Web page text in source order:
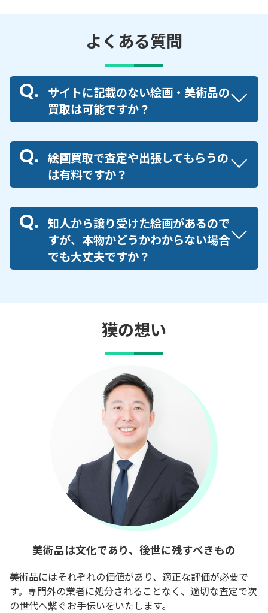
よくある質問
サイトに記載のない絵画・美術品の
買取は可能ですか？
絵画買取で査定や出張してもらうの
は有料ですか？
知人から譲り受けた絵画があるので
すが、本物かどうかわからない場合
でも大丈夫ですか？
獏の想い
美術品は文化であり、後世に残すべきもの
美術品にはそれぞれの価値があり、適正な評価が必要で
す。専門外の業者に処分されることなく、適切な査定で次
の世代へ繋ぐお手伝いをいたします。